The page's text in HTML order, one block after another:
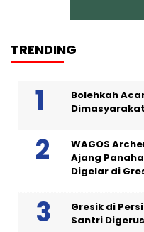
TRENDING
Bolehkah
Dimasyarakat
WAGOS
Ajang
Digelar di
Gresik di
Santri